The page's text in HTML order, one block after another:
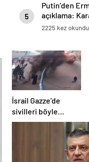
5
Putin’den
açıklama:
2225 kez okundu
İsrail Gazze’de
sivilleri böyle
vurdu… En az 80